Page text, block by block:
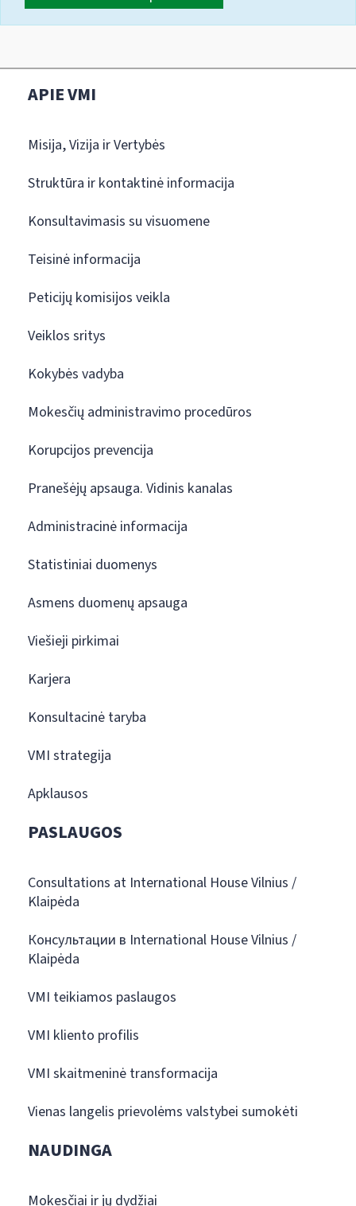
APIE VMI
Misija, Vizija ir Vertybės
Struktūra ir kontaktinė informacija
Konsultavimasis su visuomene
Teisinė informacija
Peticijų komisijos veikla
Veiklos sritys
Kokybės vadyba
Mokesčių administravimo procedūros
Korupcijos prevencija
Pranešėjų apsauga. Vidinis kanalas
Administracinė informacija
Statistiniai duomenys
Asmens duomenų apsauga
Viešieji pirkimai
Karjera
Konsultacinė taryba
VMI strategija
Apklausos
PASLAUGOS
Consultations at International House Vilnius /
Klaipėda
Консультации в International House Vilnius /
Klaipėda
VMI teikiamos paslaugos
VMI kliento profilis
VMI skaitmeninė transformacija
Vienas langelis prievolėms valstybei sumokėti
NAUDINGA
Mokesčiai ir jų dydžiai